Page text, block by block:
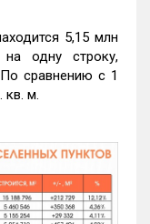
5,15 млн
одну строку,
сравнению с 1
кв. м.